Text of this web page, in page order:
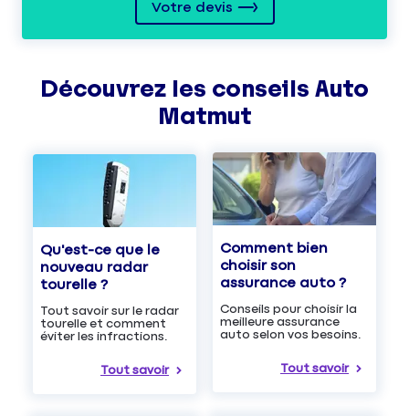
Votre devis
Découvrez les conseils Auto
Matmut
Qu'est-ce que le
nouveau radar
tourelle ?
Tout savoir sur le radar
tourelle et comment
éviter les infractions.
Tout savoir
Comment bien
choisir son
assurance auto ?
Conseils pour choisir la
meilleure assurance
auto selon vos besoins.
Tout savoir